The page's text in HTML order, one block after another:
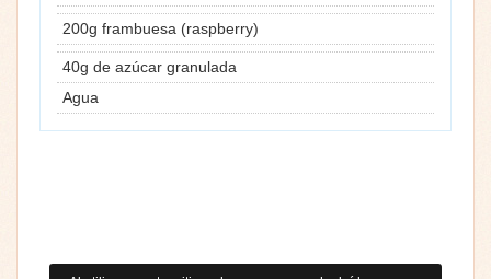
200g frambuesa (raspberry)
40g de azúcar granulada
Agua